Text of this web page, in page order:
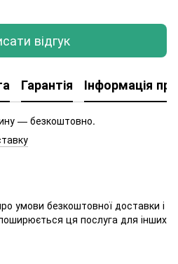
відгук
Гарантія Інформація
— безкоштовно.
умови безкоштовної доставки і
ця послуга для інших